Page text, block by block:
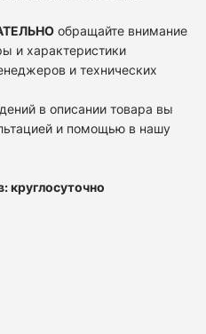
обращайте внимание
и характеристики
и технических
в описании товара вы
и помощью в нашу
круглосуточно